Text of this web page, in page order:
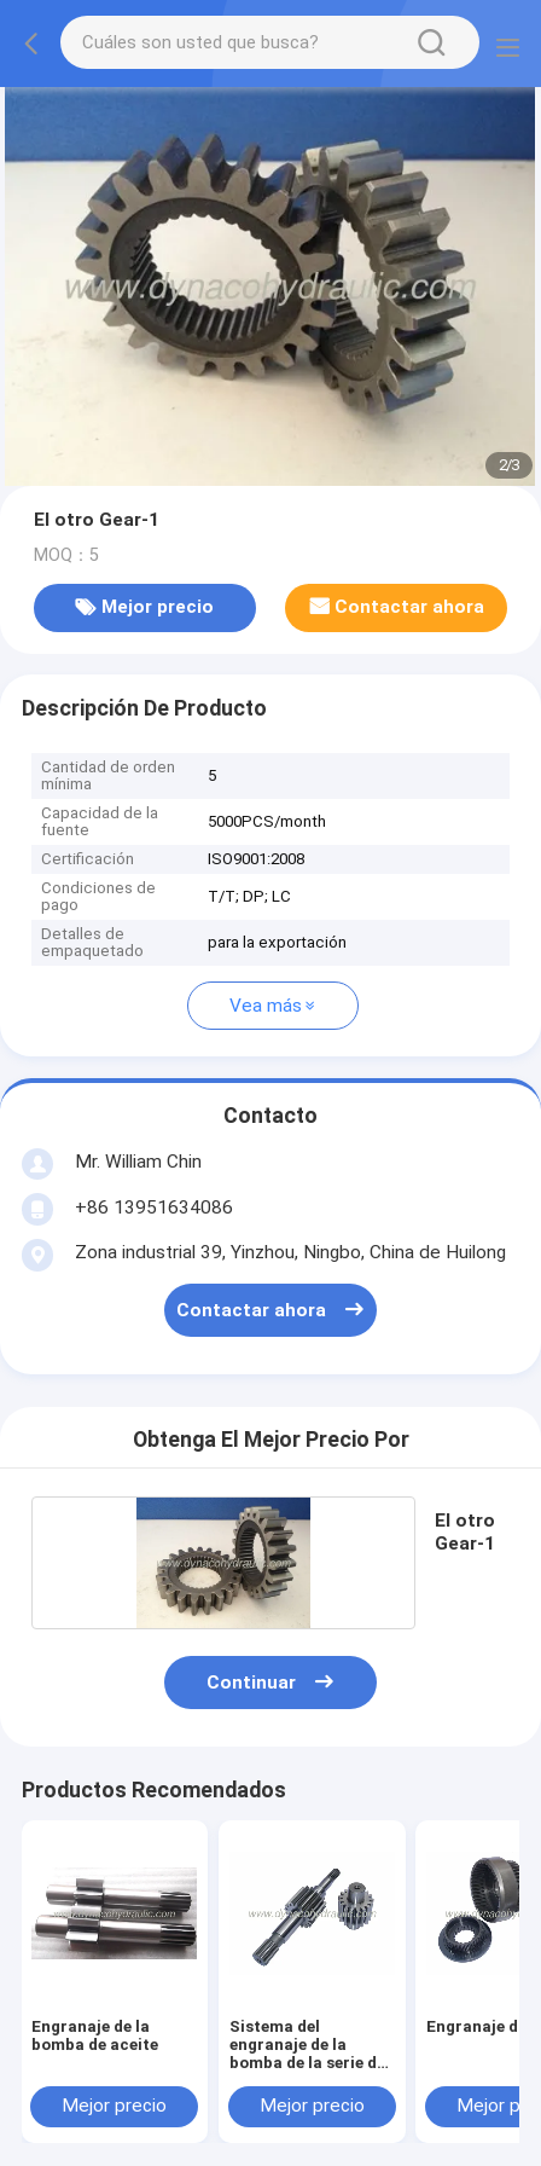
2/3
El otro Gear-1
MOQ：5
Mejor precio Contactar ahora
Descripción De Producto
Cantidad de orden
mínima
5
Capacidad de la
fuente
5000PCS/month
Certificación
ISO9001:2008
Condiciones de
pago
T/T; DP; LC
Detalles de
empaquetado
para la exportación
Vea más
Contacto
Mr. William Chin
+86 13951634086
Zona industrial 39, Yinzhou, Ningbo, China de Huilong
Contactar ahora
Obtenga El Mejor Precio Por
El otro
Gear-1
Continuar
Productos Recomendados
Engranaje de la
bomba de aceite
Mejor precio
Sistema del
engranaje de la
bomba de la serie de
Mejor precio
Engranaje
Mejor